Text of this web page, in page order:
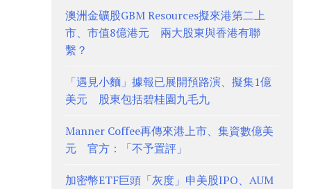
澳洲金礦股GBM Resources擬來港第二上
市、市值8億港元 兩大股東與香港有聯
繫？
「遇見小麵」據報已展開預路演、擬集1億
美元 股東包括碧桂園九毛九
Manner Coffee再傳來港上市、集資數億美
元 官方：「不予置評」
加密幣ETF巨頭「灰度」申美股IPO、AUM